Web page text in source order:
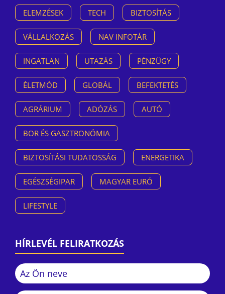
ELEMZÉSEK TECH BIZTOSÍTÁS
VÁLLALKOZÁS NAV INFOTÁR
INGATLAN UTAZÁS PÉNZÜGY
ÉLETMÓD GLOBÁL BEFEKTETÉS
AGRÁRIUM ADÓZÁS AUTÓ
BOR ÉS GASZTRONÓMIA
BIZTOSÍTÁSI TUDATOSSÁG ENERGETIKA
EGÉSZSÉGIPAR MAGYAR EURÓ
LIFESTYLE
HÍRLEVÉL FELIRATKOZÁS